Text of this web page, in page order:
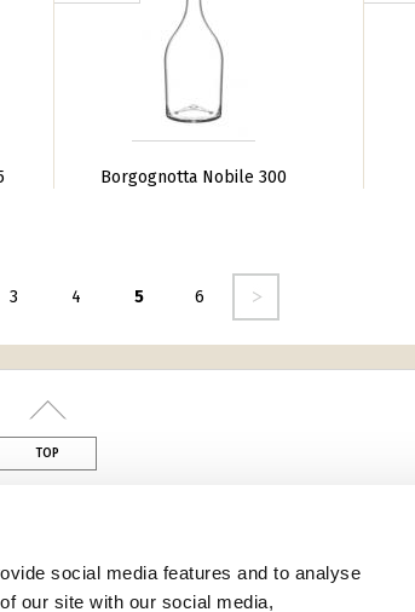
social media features and to analyse
our site with our social media,
Borgognotta Nobile 300
3 4 5 6
seguente ›
TOP